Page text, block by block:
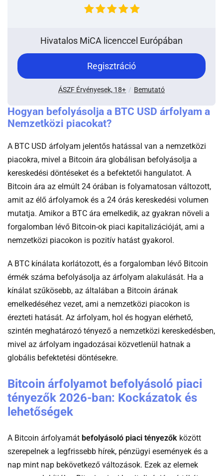
Hivatalos MiCA licenccel Európában
Regisztráció-
bitpanda
ÁSZF Érvényesek, 18+ Bemutató
Kriptotarca
Hogyan befolyásolja a BTC USD árfolyam a
Nemzetközi piacokat?
A BTC USD árfolyam jelentős hatással van a nemzetközi
piacokra, mivel a Bitcoin ára globálisan befolyásolja a
kereskedési döntéseket és a befektetői hangulatot. A
Bitcoin ára az elmúlt 24 órában is folyamatosan változott,
amit az élő árfolyamok és a 24 órás kereskedési volumen
mutatja. Amikor a BTC ára emelkedik, az gyakran növeli a
forgalomban lévő Bitcoin-ok piaci kapitalizációját, ami a
nemzetközi piacokon is pozitív hatást gyakorol.
A BTC kínálata korlátozott, és a forgalomban lévő Bitcoin
érmék száma befolyásolja az árfolyam alakulását. Ha a
kínálat szűkösebb, az általában a Bitcoin árának
emelkedéséhez vezet, ami a nemzetközi piacokon is
érezteti hatását. Az árfolyam, hol és hogyan elérhető,
szintén meghatározó tényező a nemzetközi kereskedésben,
mivel az árfolyam ingadozásai közvetlenül hatnak a
globális befektetési döntésekre.
Bitcoin árfolyamot befolyásoló piaci
tényezők 2026-ban: Kockázatok és
lehetőségek
A Bitcoin árfolyamát befolyásoló piaci tényezők között
szerepelnek a legfrissebb hírek, pénzügyi események és a
nap mint nap bekövetkező változások. Ezek az elemek